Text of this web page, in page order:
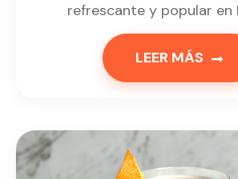
refrescante y popular en
LEER MÁS